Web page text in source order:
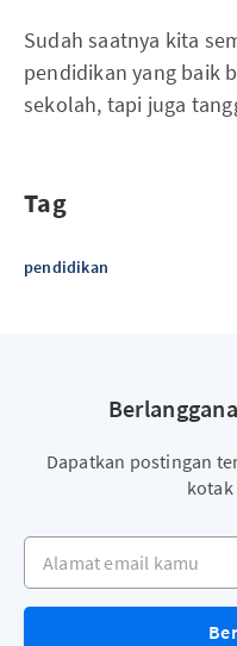
Sudah saatnya kita
pendidikan yang baik
sekolah, tapi juga
Tag
pendidikan
Dapatkan postingan
kotak
Alamat email kamu